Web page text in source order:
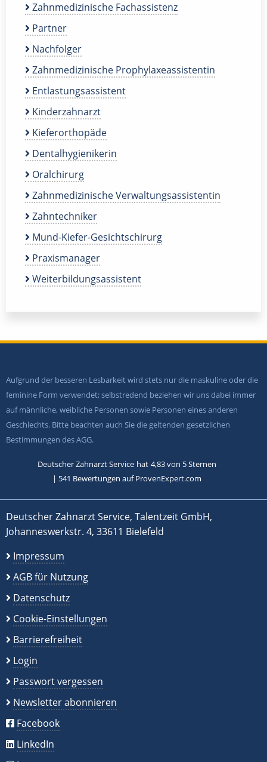
Zahnmedizinische Fachassistenz
Partner
Nachfolger
Zahnmedizinische Prophylaxeassistentin
Entlastungsassistent
Kinderzahnarzt
Kieferorthopäde
Dentalhygienikerin
Oralchirurg
Zahnmedizinische Verwaltungsassistentin
Zahntechniker
Mund-Kiefer-Gesichtschirurg
Praxismanager
Weiterbildungsassistent
Aufgrund der besseren Lesbarkeit wird stets nur die maskuline oder die
feminine Form verwendet; selbstredend beziehen wir uns dabei immer
auf männliche, weibliche Personen sowie Personen eines anderen
Geschlechts. Bitte beachten auch Sie die geltenden gesetzlichen
Bestimmungen des AGG.
Deutscher Zahnarzt Service hat 4,83von 5Sternen
| 541 Bewertungen auf ProvenExpert.com
Deutscher Zahnarzt Service, Talentzeit GmbH,
Johanneswerkstr. 4, 33611 Bielefeld
Impressum
AGB für Nutzung
Datenschutz
Cookie-Einstellungen
Barrierefreiheit
Login
Passwort vergessen
Newsletter abonnieren
Facebook
LinkedIn